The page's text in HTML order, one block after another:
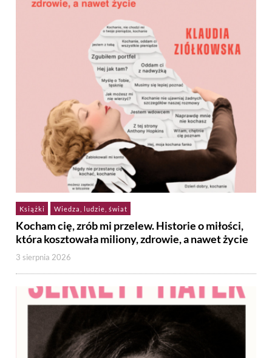
Książki Wiedza, ludzie, świat
Kocham cię, zrób mi przelew. Historie o miłości,
która kosztowała miliony, zdrowie, a nawet życie
3 sierpnia 2026